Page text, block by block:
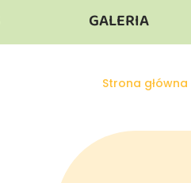
GALERIA
Jesteś tutaj:
Strona główna